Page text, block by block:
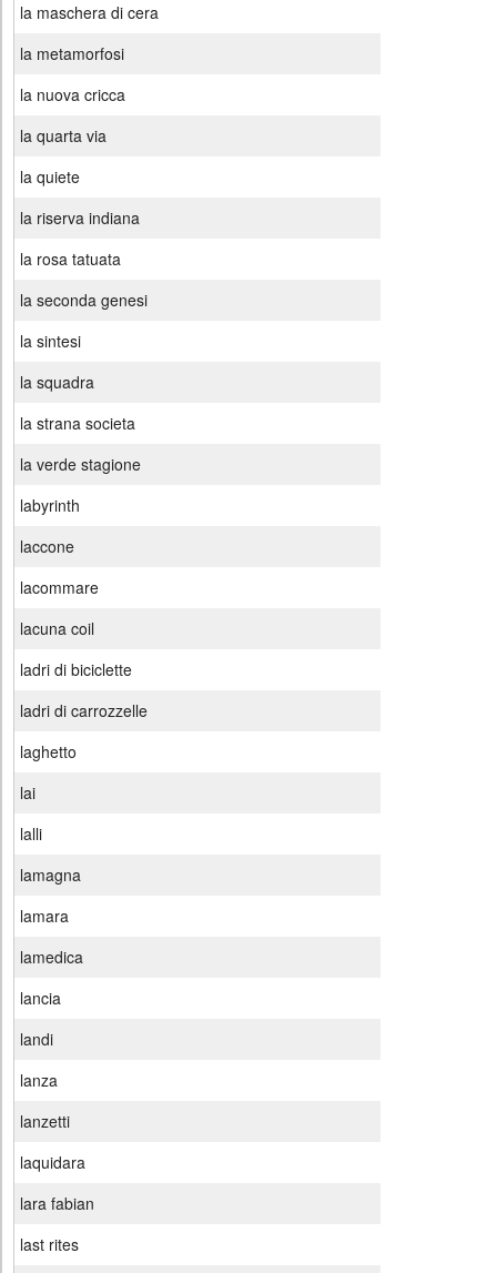
la maschera di cera
la metamorfosi
la nuova cricca
la quarta via
la quiete
la riserva indiana
la rosa tatuata
la seconda genesi
la sintesi
la squadra
la strana societa
la verde stagione
labyrinth
laccone
lacommare
lacuna coil
ladri di biciclette
ladri di carrozzelle
laghetto
lai
lalli
lamagna
lamara
lamedica
lancia
landi
lanza
lanzetti
laquidara
lara fabian
last rites